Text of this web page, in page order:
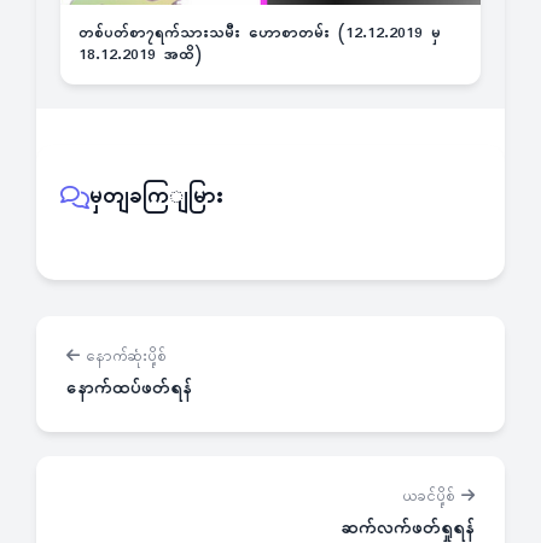
တစ်ပတ်စာ၇ရက်သားသမီး ဟောစာတမ်း (12.12.2019 မှ
18.12.2019 အထိ)
မှတျခကြျမြား
နောက်ဆုံးပို့စ်
နောက်ထပ်ဖတ်ရန်
ယခင်ပို့စ်
ဆက်လက်ဖတ်ရှုရန်